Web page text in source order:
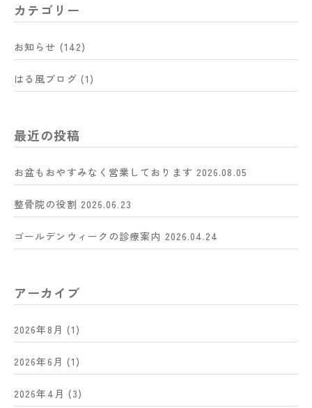
カテゴリー
お知らせ (142)
はる風ブログ (1)
最近の投稿
お盆もおやすみなく営業しております 2026.08.05
整骨院の役割 2026.06.23
ゴールデンウィークの診療案内 2026.04.24
アーカイブ
2026年8月 (1)
2026年6月 (1)
2026年4月 (3)